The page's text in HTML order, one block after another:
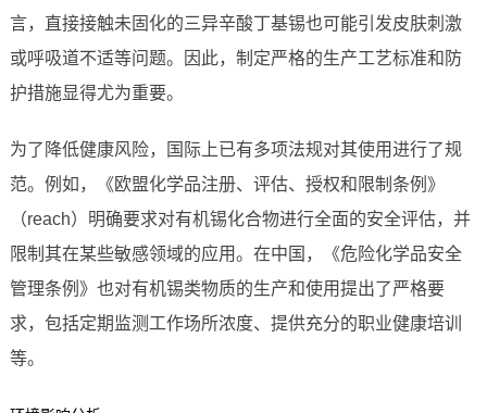
言，直接接触未固化的三异辛酸丁基锡也可能引发皮肤刺激
或呼吸道不适等问题。因此，制定严格的生产工艺标准和防
护措施显得尤为重要。
为了降低健康风险，国际上已有多项法规对其使用进行了规
范。例如，《欧盟化学品注册、评估、授权和限制条例》
（reach）明确要求对有机锡化合物进行全面的安全评估，并
限制其在某些敏感领域的应用。在中国，《危险化学品安全
管理条例》也对有机锡类物质的生产和使用提出了严格要
求，包括定期监测工作场所浓度、提供充分的职业健康培训
等。